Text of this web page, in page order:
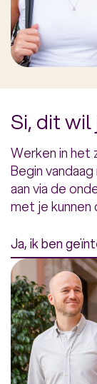
Si, dit wil
Werken in het
Begin
aan via de
met je
Ja, ik ben